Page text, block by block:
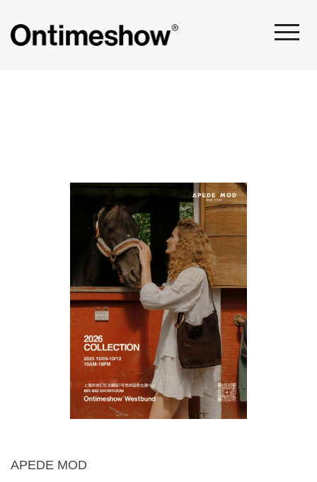
APEDE MOD